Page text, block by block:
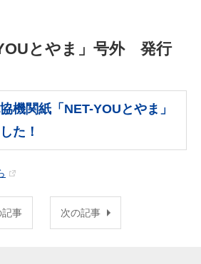
とやま」号外 発行
機関紙「NET-YOUとやま」
た！
記事 次の記事